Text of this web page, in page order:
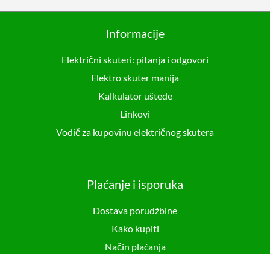
Informacije
Električni skuteri: pitanja i odgovori
Elektro skuter manija
Kalkulator uštede
Linkovi
Vodič za kupovinu električnog skutera
Plaćanje i isporuka
Dostava porudžbine
Kako kupiti
Način plaćanja